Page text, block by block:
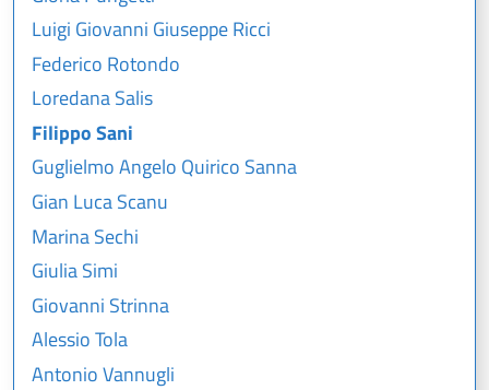
Luigi Giovanni Giuseppe Ricci
Federico Rotondo
Loredana Salis
Filippo Sani
Guglielmo Angelo Quirico Sanna
Gian Luca Scanu
Marina Sechi
Giulia Simi
Giovanni Strinna
Alessio Tola
Antonio Vannugli